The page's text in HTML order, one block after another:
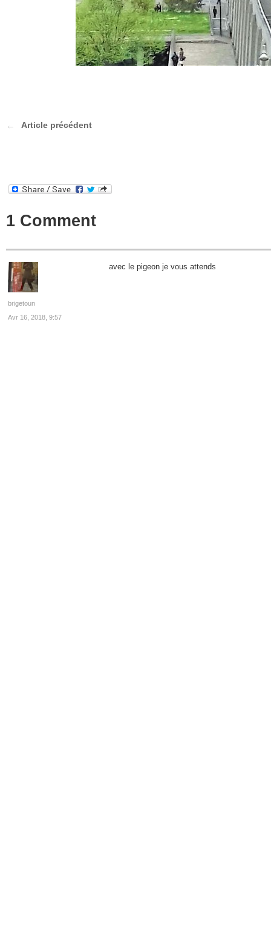
Article précédent
1 Comment
brigetoun
Avr 16, 2018, 9:57
avec le pigeon je vous attends